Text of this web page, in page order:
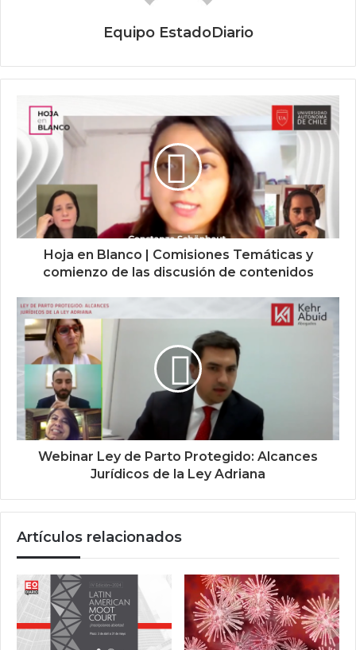
Equipo EstadoDiario
Hoja en Blanco | Comisiones Temáticas y
comienzo de las discusión de contenidos
Webinar Ley de Parto Protegido: Alcances
Jurídicos de la Ley Adriana
Artículos relacionados